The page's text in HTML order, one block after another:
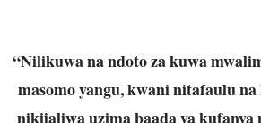
“Nilikuwa na ndoto za kuwa
masomo yangu, kwani nitafaulu
nikijaliwa uzima baada ya kufanya